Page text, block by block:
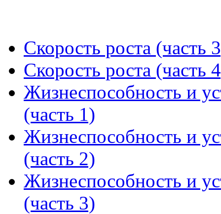
Скорость роста (часть
Скорость роста (часть
Жизнеспособность и
(часть 1)
Жизнеспособность и
(часть 2)
Жизнеспособность и
(часть 3)